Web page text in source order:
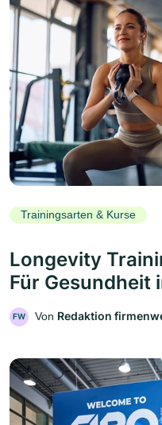
Trainingsarten & Kurse
Longevity
Für Gesundheit
FW Von Redaktion